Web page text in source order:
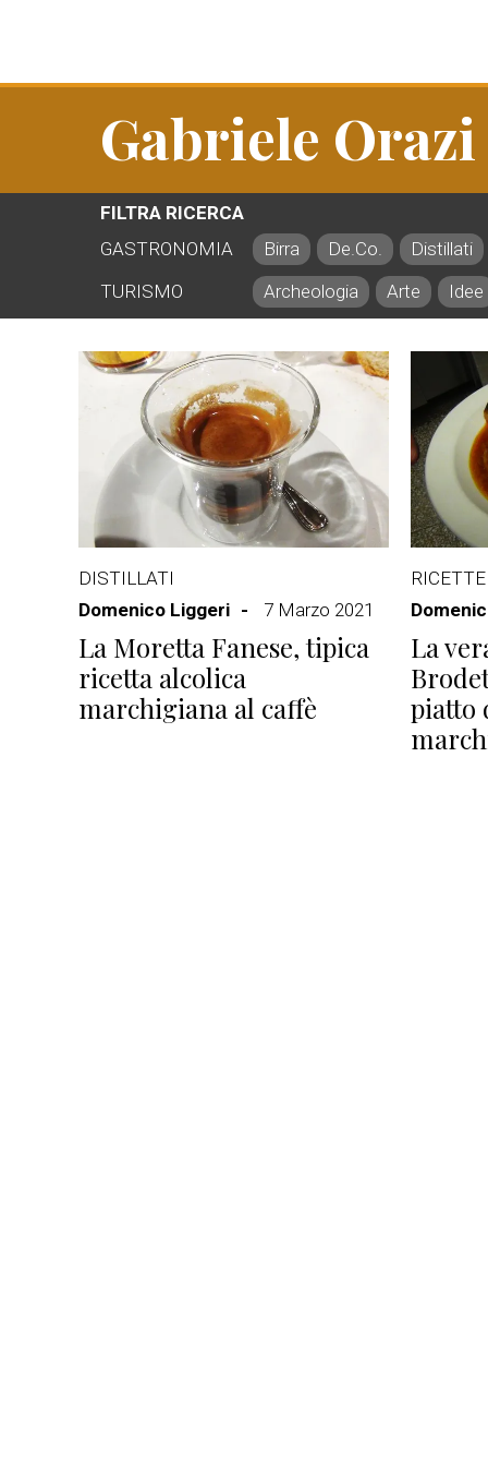
Gabriele Orazi
FILTRA RICERCA
GASTRONOMIA
Birra De.Co.
Distillati
TURISMO
Archeologia Arte Idee
DISTILLATI
Domenico Liggeri
7 Marzo 2021
La Moretta Fanese, tipica
ricetta alcolica
marchigiana al caffè
RICETTE
La
piatto